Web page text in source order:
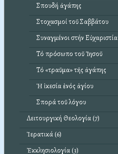
Σπουδή ἀγάπης
Στοχασμοί τοῦ Σαββάτου
Συναγμένοι στήν Εὐχαριστία
Τό πρόσωπο τοῦ Ἰησοῦ
Τό «τραῦμα» τῆς ἀγάπης
Ἡ ἱκεσία ἑνός ἁγίου
Σπορά τοῦ λόγου
Λειτουργική Θεολογία (7)
Ἱερατικά (6)
Ἐκκλησιολογία (3)